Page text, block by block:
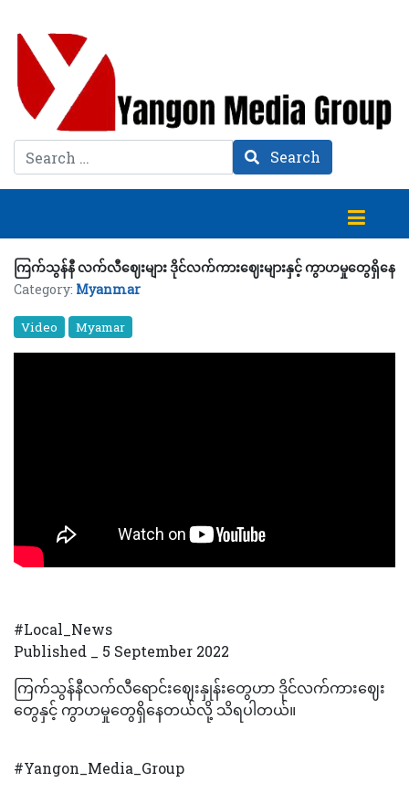
Search Search
ကြက်သွန်နီ လက်လီဈေးများ ဒိုင်လက်ကားဈေးများနှင့် ကွာဟမှုတွေရှိနေ
Category: Myanmar
Video Myamar
#Local_News
Published _ 5 September 2022
ကြက်သွန်နီလက်လီရောင်းဈေးနှုန်းတွေဟာ ဒိုင်လက်ကားဈေး
တွေနှင့် ကွာဟမှုတွေရှိနေတယ်လို့ သိရပါတယ်။
#Yangon_Media_Group